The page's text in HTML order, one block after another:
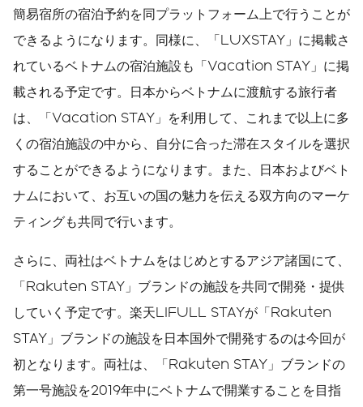
簡易宿所の宿泊予約を同プラットフォーム上で行うことが
できるようになります。同様に、「LUXSTAY」に掲載さ
れているベトナムの宿泊施設も「Vacation STAY」に掲
載される予定です。日本からベトナムに渡航する旅行者
は、「Vacation STAY」を利用して、これまで以上に多
くの宿泊施設の中から、自分に合った滞在スタイルを選択
することができるようになります。また、日本およびベト
ナムにおいて、お互いの国の魅力を伝える双方向のマーケ
ティングも共同で行います。
さらに、両社はベトナムをはじめとするアジア諸国にて、
「Rakuten STAY」ブランドの施設を共同で開発・提供
していく予定です。楽天LIFULL STAYが「Rakuten
STAY」ブランドの施設を日本国外で開発するのは今回が
初となります。両社は、「Rakuten STAY」ブランドの
第一号施設を2019年中にベトナムで開業することを目指